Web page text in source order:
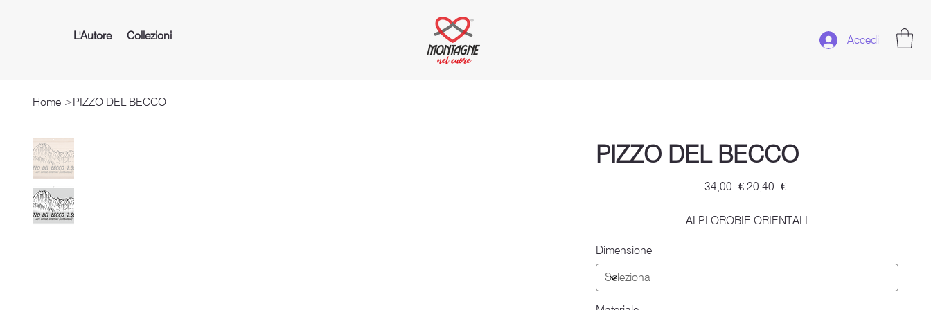
L'Autore Collezioni Accedi
Home >PIZZO DEL BECCO
PIZZO DEL BECCO
Prezzo
originale
34,00 € Prezzo
scontato
20,40 €
ALPI OROBIE ORIENTALI
Dimensione